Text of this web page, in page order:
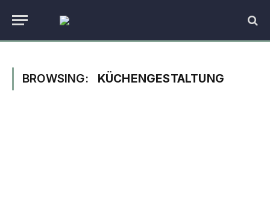
BROWSING: KÜCHENGESTALTUNG